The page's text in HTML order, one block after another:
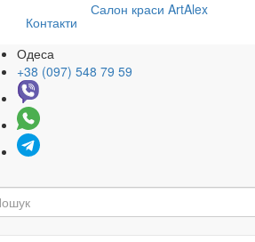
Контакти
Салон краси ArtAlex
Одеса
+38 (097) 548 79 59